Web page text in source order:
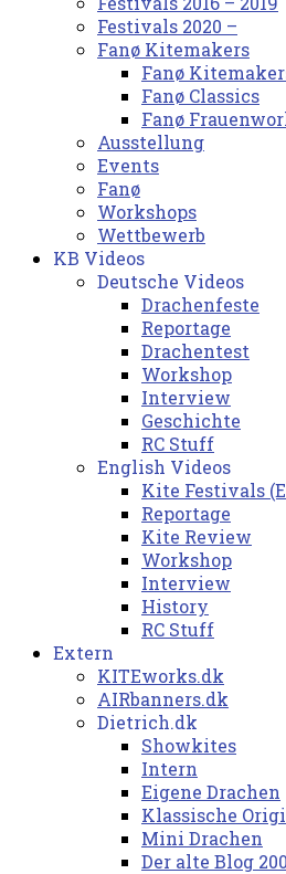
Festivals 2020 –
Fanø Kitemakers
Fanø
Fanø Classics
Fanø
Ausstellung
Events
Fanø
Workshops
Wettbewerb
KB Videos
Deutsche Videos
Drachenfeste
Reportage
Drachentest
Workshop
Interview
Geschichte
RC Stuff
English Videos
Kite Festivals
Reportage
Kite Review
Workshop
Interview
History
RC Stuff
Extern
KITEworks.dk
AIRbanners.dk
Dietrich.dk
Showkites
Intern
Eigene Drachen
Klassische
Mini Drachen
Der alte Blog